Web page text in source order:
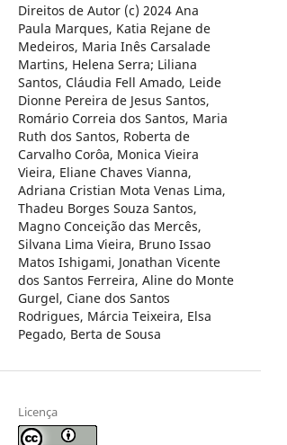
Direitos de Autor (c) 2024 Ana
Paula Marques, Katia Rejane de
Medeiros, Maria Inês Carsalade
Martins, Helena Serra; Liliana
Santos, Cláudia Fell Amado, Leide
Dionne Pereira de Jesus Santos,
Romário Correia dos Santos, Maria
Ruth dos Santos, Roberta de
Carvalho Corôa, Monica Vieira
Vieira, Eliane Chaves Vianna,
Adriana Cristian Mota Venas Lima,
Thadeu Borges Souza Santos,
Magno Conceição das Mercês,
Silvana Lima Vieira, Bruno Issao
Matos Ishigami, Jonathan Vicente
dos Santos Ferreira, Aline do Monte
Gurgel, Ciane dos Santos
Rodrigues, Márcia Teixeira, Elsa
Pegado, Berta de Sousa
Licença